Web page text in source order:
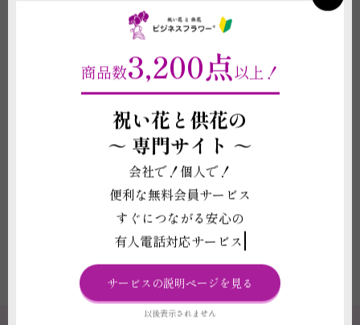
(4)メッセージカードや花器、装飾品などの資材は掲載写真と差異が生じる
(5)受注制作（オーダー）のため、商品作成後の変更・取り消しを承ること
ができません。制作開始後に、万が一ご注文をお取り消しされた場合も代金
はご注文者様に全額負担いただきます。
(1)平日12:00以降、土曜日12:00以降、及び営業時間外または休業日にいた
だいたご注文につきましては、翌営業日をもってご注文を承諾したものとさ
(2)交通事情、天候状況などの免責理由により遅延が発生した場合、当店や
配送担当フラワーショップでは一切の責任を負いかねます。尚、遅延が発生
(3)デザイナーの休業や花の在庫の都合上、お届けまでにかかる日数に変更
がある場合がございます。お届け日の指定に強いご希望がございましたら必
ずご注文の申し込み前に当店へお電話もしくはチャットサービスよりお問い
合わせください。
商品数3,200点以上！
祝い花と供花の
～ 専門サイト ～
会社で！個人で！
便利な無料会員サービス
すぐにつながる安心の
有人電話対応サービス
サービスの説明ページを見る
以後表示されません